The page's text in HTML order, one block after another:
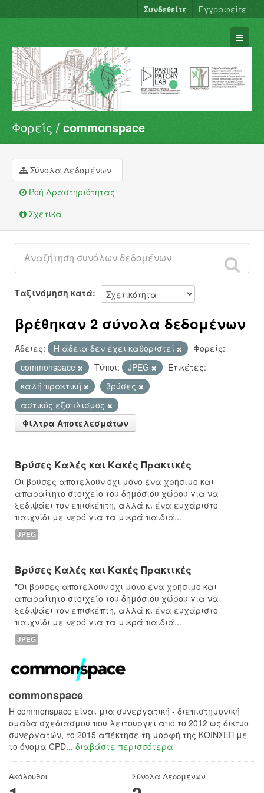
Συνδεθείτε Εγγραφείτε
Σύνολα Δεδομένων
Φορείς
Ομάδες
Σχετικά
Φορείς commonspace
Σύνολα Δεδομένων
Ροή Δραστηριότητας
Σχετικά
Ταξινόμηση κατά
βρέθηκαν 2 σύνολα δεδομένων
Άδειες: Η άδεια δεν έχει καθοριστεί
Φορείς:
commonspace
Τύποι: JPEG
Ετικέτες:
καλή πρακτική
βρύσες
αστικός εξοπλισμός
Φίλτρα Αποτελεσμάτων
Βρύσες Καλές και Κακές Πρακτικές
Οι βρύσες αποτελούν όχι μόνο ένα χρήσιμο και
απαραίτητο στοιχείο του δημόσιου χώρου για να
ξεδιψάει τον επισκέπτη, αλλά κι ένα ευχάριστο
παιχνίδι με νερό για τα μικρά παιδιά...
JPEG
Βρύσες Καλές και Κακές Πρακτικές
"Οι βρύσες αποτελούν όχι μόνο ένα χρήσιμο και
απαραίτητο στοιχείο του δημόσιου χώρου για να
ξεδιψάει τον επισκέπτη, αλλά κι ένα ευχάριστο
παιχνίδι με νερό για τα μικρά παιδιά...
JPEG
commonspace
H commonspace είναι μια συνεργατική - διεπιστημονική
ομάδα σχεδιασμού που λειτουργεί από το 2012 ως δίκτυο
συνεργατών, το 2015 απέκτησε τη μορφή της ΚΟΙΝΣΕΠ με
το όνομα CPD... διαβάστε περισσότερα
Ακόλουθοι Σύνολα Δεδομένων